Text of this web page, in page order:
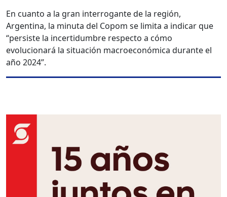
En cuanto a la gran interrogante de la región,
Argentina, la minuta del Copom se limita a indicar que
“persiste la incertidumbre respecto a cómo
evolucionará la situación macroeconómica durante el
año 2024”.